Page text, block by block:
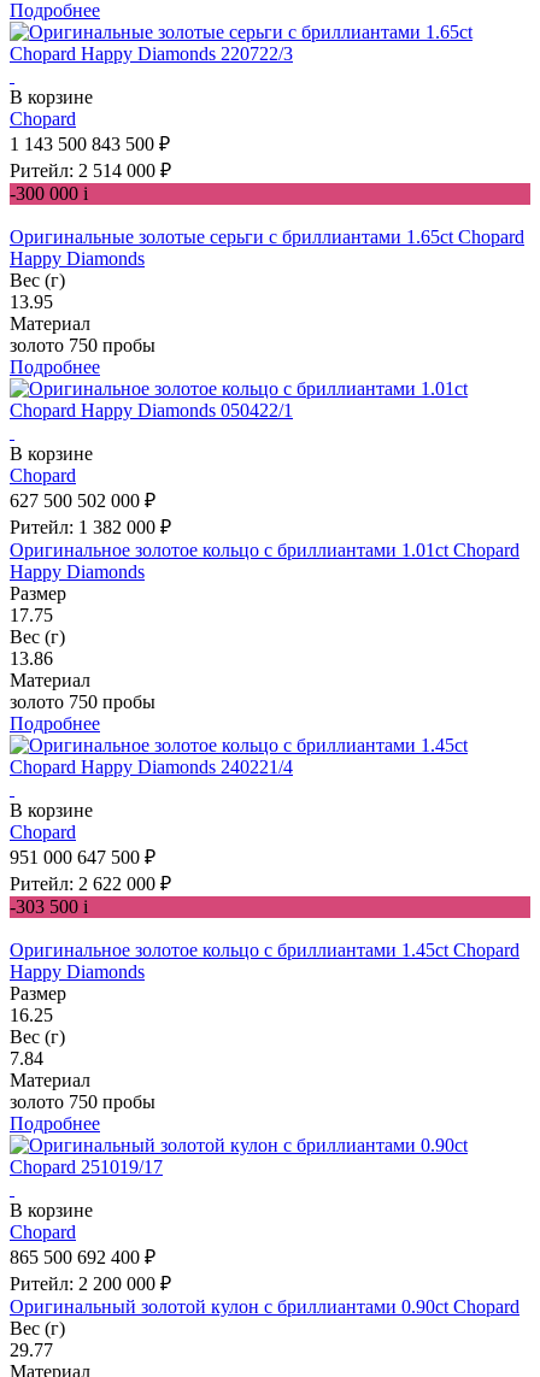
Подробнее
В корзине
Chopard
1 143 500 843 500 ₽
Ритейл: 2 514 000 ₽
-300 000 i
Оригинальные золотые серьги с бриллиантами 1.65ct Chopard
Happy Diamonds
Вес (г)
13.95
Материал
золото 750 пробы
Подробнее
В корзине
Chopard
627 500 502 000 ₽
Ритейл: 1 382 000 ₽
Оригинальное золотое кольцо c бриллиантами 1.01ct Chopard
Happy Diamonds
Размер
17.75
Вес (г)
13.86
Материал
золото 750 пробы
Подробнее
В корзине
Chopard
951 000 647 500 ₽
Ритейл: 2 622 000 ₽
-303 500 i
Оригинальное золотое кольцо с бриллиантами 1.45ct Chopard
Happy Diamonds
Размер
16.25
Вес (г)
7.84
Материал
золото 750 пробы
Подробнее
В корзине
Chopard
865 500 692 400 ₽
Ритейл: 2 200 000 ₽
Оригинальный золотой кулон с бриллиантами 0.90ct Chopard
Вес (г)
29.77
Материал